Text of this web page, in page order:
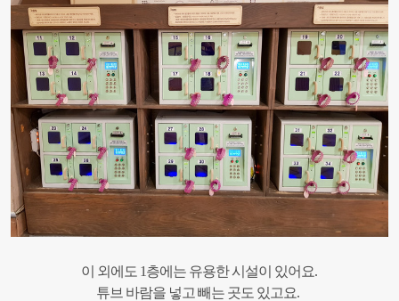
이 외에도 1층에는 유용한 시설이 있어요.
튜브 바람을 넣고 빼는 곳도 있고요.